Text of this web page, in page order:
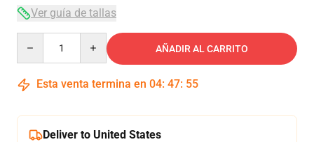
Ver guía de tallas
AÑADIR AL CARRITO
Esta venta termina en 04: 47: 54
Deliver to United States